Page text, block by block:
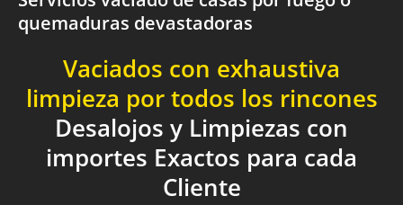
quemaduras devastadoras
Vaciados con exhaustiva
limpieza por todos los rincones
Desalojos y Limpiezas con
importes Exactos para cada
Cliente